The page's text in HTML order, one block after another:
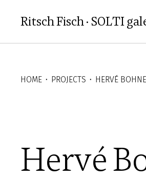
Ritsch Fisch · SOLTI
HOME ⬝ PROJECTS ⬝ HERVÉ
Hervé